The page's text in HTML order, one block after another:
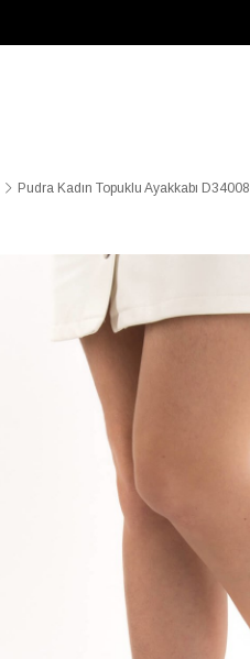
Pudra Kadın Topuklu Ayakkabı